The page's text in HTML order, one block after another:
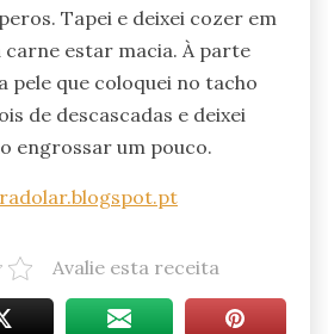
Tapei e deixei cozer em
estar macia. À parte
pele que coloquei no tacho
de descascadas e deixei
engrossar um pouco.
Avalie esta receita